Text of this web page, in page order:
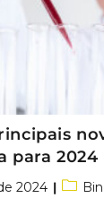
para 2024
2024